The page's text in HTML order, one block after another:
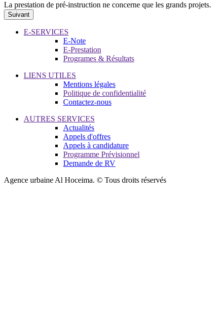
La prestation de pré-instruction ne concerne que les grands projets.
E-SERVICES
E-Note
E-Prestation
Programes & Résultats
LIENS UTILES
Mentions légales
Politique de confidentialité
Contactez-nous
AUTRES SERVICES
Actualités
Appels d'offres
Appels à candidature
Programme Prévisionnel
Demande de RV
Agence urbaine Al Hoceima. © Tous droits réservés